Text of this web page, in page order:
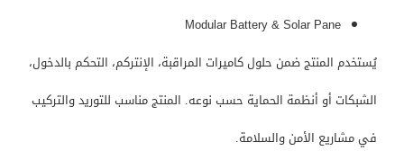
Modular Battery & Solar Pane
يُستخدم المنتج ضمن حلول كاميرات المراقبة، الإنتركم، التحكم بالدخول،
الشبكات أو أنظمة الحماية حسب نوعه. المنتج مناسب للتوريد والتركيب
في مشاريع الأمن والسلامة.